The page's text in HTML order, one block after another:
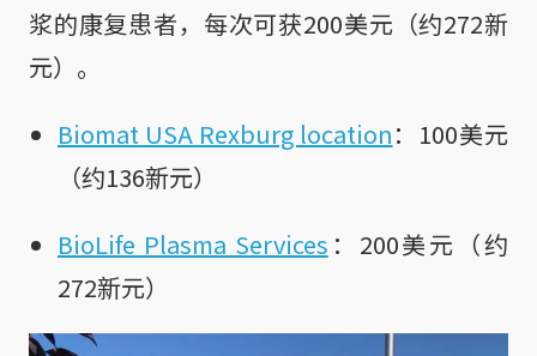
浆的康复患者，每次可获200美元（约272新
元）。
Biomat USA Rexburg location：100美元
（约136新元）
BioLife Plasma Services ：200美元（约
272新元）